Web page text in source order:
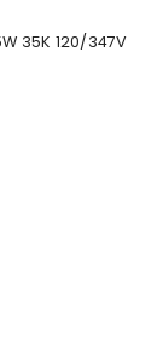
35K 120/347V